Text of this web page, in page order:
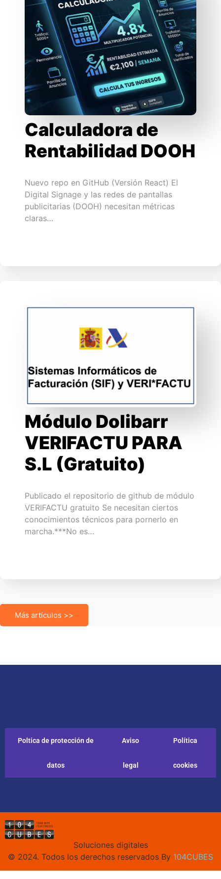
Calculadora de
Rentabilidad DOOH
Nuevo repo en GitHub (Versión React) El
Digital Signage y las redes de pantallas
publicitarias (DOOH) necesitan métricas
claras…
Módulo Dolibarr
VERIFACTU PARA
S.L (Gratuito)
Publicado el repositorio de github de módulo
VERIFACTU gratuito Se necesitan ciertos
conocimientos técnicos para pornerlo en
marcha.***No es…
Más artículos >>
Poltica de protección de
datos
Aviso
legal
Política
cookies
Soluciones digitales
© 2024. Todos los derechos reservados By 104CUBES